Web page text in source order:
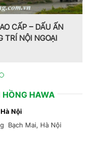
Pháp do CT CP Dịch
HAWA
Nội
Bạch Mai, Hà Nội